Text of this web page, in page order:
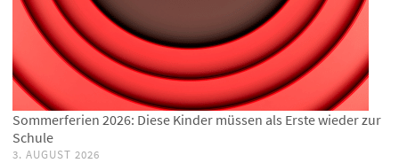
Sommerferien 2026: Diese Kinder müssen als Erste wieder zur
Schule
3. AUGUST 2026